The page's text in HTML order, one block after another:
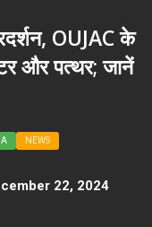
OUJAC के
और पत्थर; जानें
NEWS
22, 2024